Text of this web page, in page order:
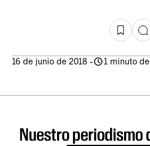
16 de junio de 2018 - 1 minuto
Nuestro periodismo